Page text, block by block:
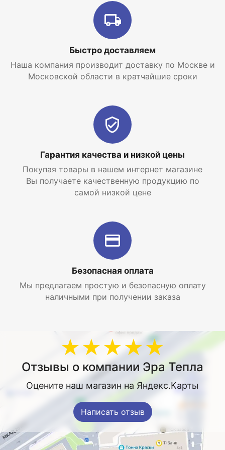
Быстро доставляем
Наша компания производит доставку по Москве и
Московской области в кратчайшие сроки
Гарантия качества и низкой цены
Покупая товары в нашем интернет магазине
Вы получаете качественную продукцию по
самой низкой цене
Безопасная оплата
Мы предлагаем простую и безопасную оплату
наличными при получении заказа
★★★★★
Отзывы о компании Эра Тепла
Оцените наш магазин на Яндекс.Карты
Написать отзыв